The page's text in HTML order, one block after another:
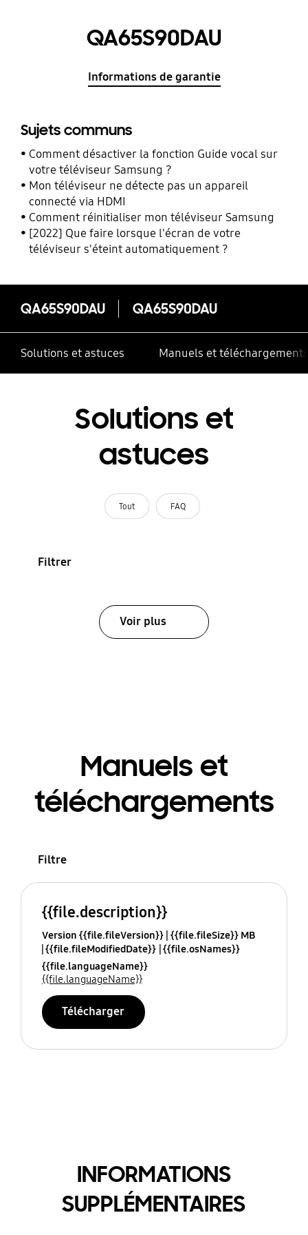
QA65S90DAU
Informations de garantie
Sujets communs
Comment désactiver la fonction Guide vocal sur
votre téléviseur Samsung ?
Mon téléviseur ne détecte pas un appareil
connecté via HDMI
Comment réinitialiser mon téléviseur Samsung
[2022] Que faire lorsque l'écran de votre
téléviseur s'éteint automatiquement ?
QA65S90DAU QA65S90DAU
Solutions et astuces Manuels et téléchargements
Solutions et
astuces
Tout FAQ
Filtrer
Voir plus
Manuels et
téléchargements
Filtre
{{file.description}}
Version {{file.fileVersion}} {{file.fileSize}} MB
{{file.fileModifiedDate}} {{file.osNames}}
{{file.languageName}}
{{file.languageName}}
Télécharger
INFORMATIONS
SUPPLÉMENTAIRES